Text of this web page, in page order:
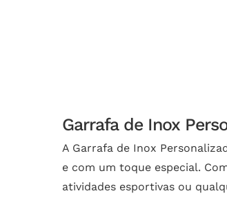
Garrafa de Inox
A Garrafa de Inox
e com um toque especial.
atividades esportivas ou